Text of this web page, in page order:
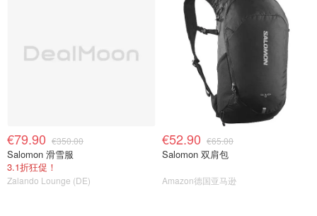
€79.90 €350.00
Salomon 滑雪服
3.1折狂促！
Zalando Lounge (DE)
€52.90 €65.00
Salomon 双肩包
Amazon德国亚马逊